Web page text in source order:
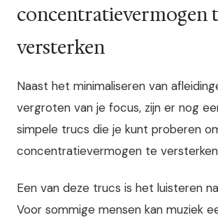
concentratievermogen
versterken
Naast het minimaliseren van
vergroten van je focus, zijn er nog
simpele trucs die je kunt proberen
concentratievermogen te
Een van deze trucs is het luisteren
Voor sommige mensen kan muziek